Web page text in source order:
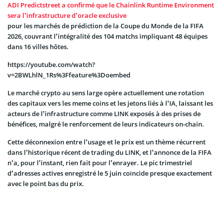
ADI Predictstreet a confirmé que le Chainlink Runtime Environment
sera l’infrastructure d’oracle exclusive
pour les marchés de prédiction de la Coupe du Monde de la FIFA
2026, couvrant l’intégralité des 104 matchs impliquant 48 équipes
dans 16 villes hôtes.
https://youtube.com/watch?
v=2BWLhlN_1Rs%3Ffeature%3Doembed
Le marché crypto au sens large opère actuellement une rotation
des capitaux vers les meme coins et les jetons liés à l’IA, laissant les
acteurs de l’infrastructure comme LINK exposés à des prises de
bénéfices, malgré le renforcement de leurs indicateurs on-chain.
Cette déconnexion entre l’usage et le prix est un thème récurrent
dans l’historique récent de trading du LINK, et l’annonce de la FIFA
n’a, pour l’instant, rien fait pour l’enrayer. Le pic trimestriel
d’adresses actives enregistré le 5 juin coïncide presque exactement
avec le point bas du prix.